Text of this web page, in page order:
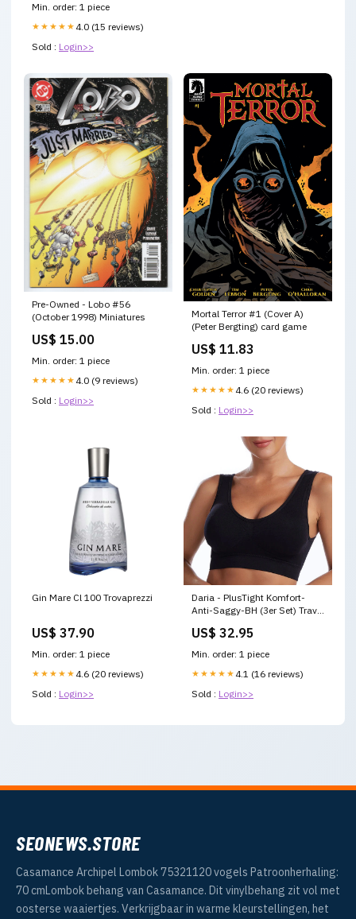
Min. order: 1 piece
★★★★★ 4.0 (15 reviews)
Sold : Login>>
Pre-Owned - Lobo #56
(October 1998) Miniatures
US$ 15.00
Min. order: 1 piece
★★★★★ 4.0 (9 reviews)
Sold : Login>>
Mortal Terror #1 (Cover A)
(Peter Bergting) card game
US$ 11.83
Min. order: 1 piece
★★★★★ 4.6 (20 reviews)
Sold : Login>>
Gin Mare Cl 100 Trovaprezzi
US$ 37.90
Min. order: 1 piece
★★★★★ 4.6 (20 reviews)
Sold : Login>>
Daria - PlusTight Komfort-
Anti-Saggy-BH (3er Set) Travel
US$ 32.95
Min. order: 1 piece
★★★★★ 4.1 (16 reviews)
Sold : Login>>
SEONEWS.STORE
Casamance Archipel Lombok 75321120 vogels Patroonherhaling:
70 cmLombok behang van Casamance. Dit vinylbehang zit vol met
oosterse waaiertjes. Verkrijgbaar in warme kleurstellingen, het